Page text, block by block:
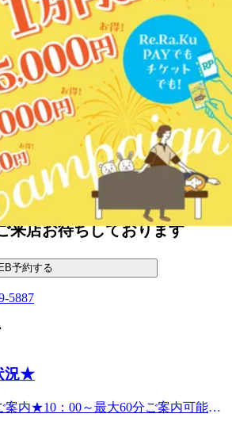
はオプションメニュ―です。
トケアorボディケア）に組み
能です。
50分/70分/90分）はコース内に
組み込まれています。
りお得に爽快ヘッドスパを受
♪
ください。
来店お待ちしております
予約する
5887
況★
内★10：00～最大60分ご案内可能で
らせペアで同時で施術希望の場合は、